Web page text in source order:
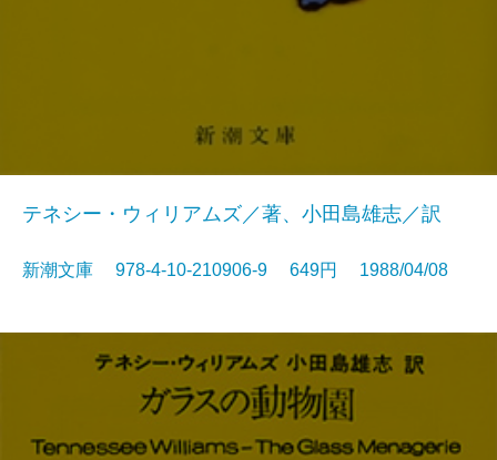
テネシー・ウィリアムズ／著、小田島雄志／訳
新潮文庫 978-4-10-210906-9 649円 1988/04/08